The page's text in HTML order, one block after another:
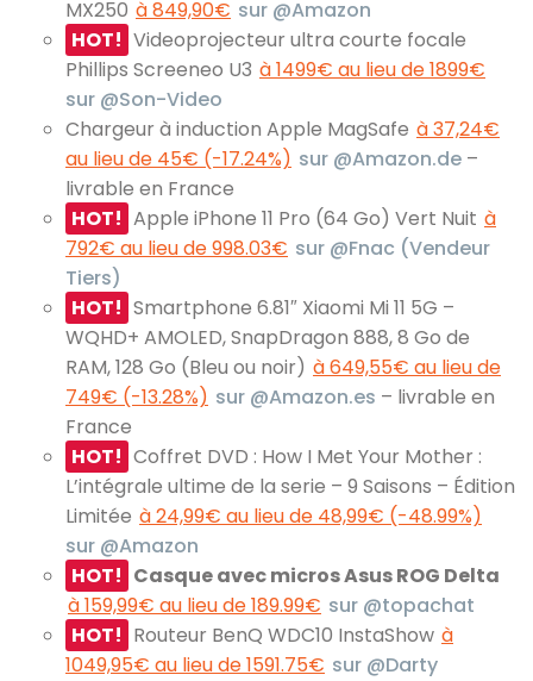
MX250 à 849,90€ sur @Amazon
HOT! Videoprojecteur ultra courte focale
Phillips Screeneo U3 à 1499€ au lieu de 1899€
sur @Son-Video
Chargeur à induction Apple MagSafe à 37,24€
au lieu de 45€ (-17.24%) sur @Amazon.de –
livrable en France
HOT! Apple iPhone 11 Pro (64 Go) Vert Nuit à
792€ au lieu de 998.03€ sur @Fnac (Vendeur
Tiers)
HOT! Smartphone 6.81″ Xiaomi Mi 11 5G –
WQHD+ AMOLED, SnapDragon 888, 8 Go de
RAM, 128 Go (Bleu ou noir) à 649,55€ au lieu de
749€ (-13.28%) sur @Amazon.es – livrable en
France
HOT! Coffret DVD : How I Met Your Mother :
L’intégrale ultime de la serie – 9 Saisons – Édition
Limitée à 24,99€ au lieu de 48,99€ (-48.99%)
sur @Amazon
HOT! Casque avec micros Asus ROG Delta
à 159,99€ au lieu de 189.99€ sur @topachat
HOT! Routeur BenQ WDC10 InstaShow à
1049,95€ au lieu de 1591.75€ sur @Darty